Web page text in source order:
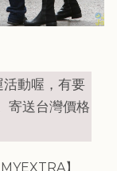
動喔，有要
寄送台灣價格
】